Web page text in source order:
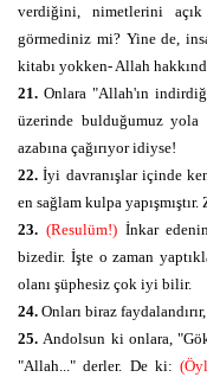
verdiğini, nimetlerini
görmediniz mi? Yine de,
kitabı yokken- Allah
21. Onlara "Allah'ın
üzerinde bulduğumuz yola
azabına çağırıyor idiyse!
22.İyi davranışlar içinde
en sağlam kulpa
23. (Resulüm!)İnkar
bizedir. İşte o zaman
olanı şüphesiz çok iyi bilir.
24. Onları biraz
25.Andolsun ki onlara,
"Allah..." derler. De ki: